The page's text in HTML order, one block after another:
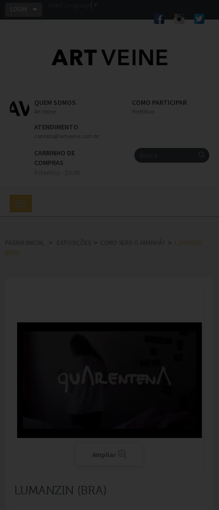
LOGIN
QUEM SOMOS
Art Veine
COMO PARTICIPAR
Portfólios
ATENDIMENTO
contato@artveine.com.br
CARRINHO DE
COMPRAS
Toggle
navigation
PÁGINA INICIAL > EXPOSIÇÕES > COMO SERÁ O AMANHÃ? > LUMANZIN
(BRA)
Ampliar
LUMANZIN (BRA)